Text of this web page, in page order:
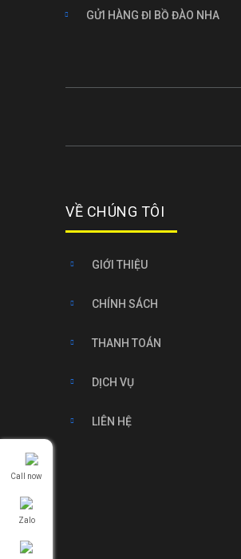
GỬI HÀNG ĐI BỒ ĐÀO NHA
VỀ CHÚNG TÔI
GIỚI THIỆU
CHÍNH SÁCH
THANH TOÁN
DỊCH VỤ
LIÊN HỆ
Call now
Zalo